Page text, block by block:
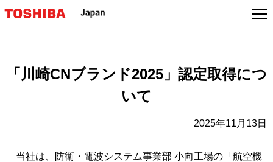
ャ
ン
「川崎CNブランド2025」認定取得につ
いて
2025年11月13日
当社は、防衛・電波システム事業部 小向工場の「航空機